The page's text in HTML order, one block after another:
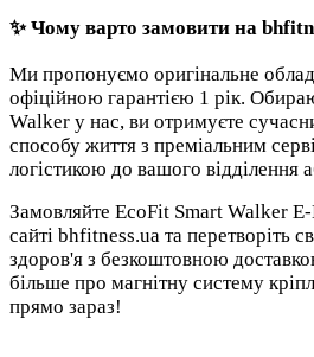
✨ Чому варто замовити на
Ми пропонуємо оригінальне
офіційною гарантією 1 рік.
Walker у нас, ви отримуєте
способу життя з преміальним
логістикою до вашого відділення
Замовляйте EcoFit Smart Walker
сайті bhfitness.ua та перетворіть
здоров'я з безкоштовною
більше про магнітну систему
прямо зараз!